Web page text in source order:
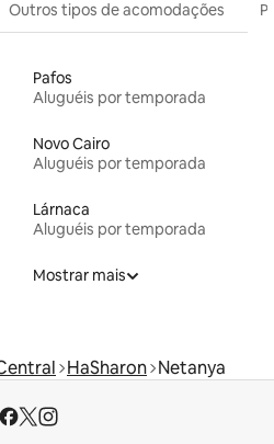
Outros tipos de acomodações
Pafos
Aluguéis por temporada
Novo Cairo
Aluguéis por temporada
Lárnaca
Aluguéis por temporada
Mostrar mais
HaSharon Netanya